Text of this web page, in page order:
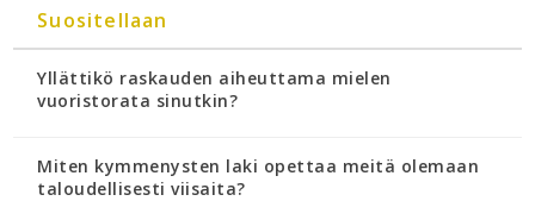
Suositellaan
Yllättikö raskauden aiheuttama mielen
vuoristorata sinutkin?
Miten kymmenysten laki opettaa meitä olemaan
taloudellisesti viisaita?